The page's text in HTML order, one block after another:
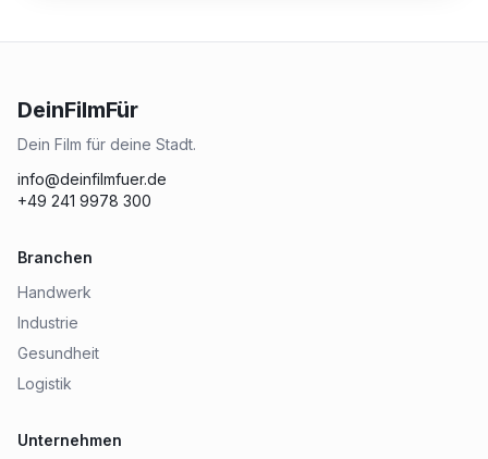
DeinFilmFür
Dein Film für deine Stadt.
info@deinfilmfuer.de
+49 241 9978 300
Branchen
Handwerk
Industrie
Gesundheit
Logistik
Unternehmen